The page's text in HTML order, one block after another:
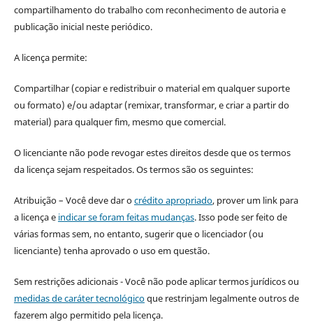
compartilhamento do trabalho com reconhecimento de autoria e
publicação inicial neste periódico.
A licença permite:
Compartilhar (copiar e redistribuir o material em qualquer suporte
ou formato) e/ou adaptar (remixar, transformar, e criar a partir do
material) para qualquer fim, mesmo que comercial.
O licenciante não pode revogar estes direitos desde que os termos
da licença sejam respeitados. Os termos são os seguintes:
Atribuição – Você deve dar ocrédito apropriado, prover um link para
a licença e indicar se foram feitas mudanças. Isso pode ser feito de
várias formas sem, no entanto, sugerir que o licenciador (ou
licenciante) tenha aprovado o uso em questão.
Sem restrições adicionais - Você não pode aplicar termos jurídicos ou
medidas de caráter tecnológicoque restrinjam legalmente outros de
fazerem algo permitido pela licença.